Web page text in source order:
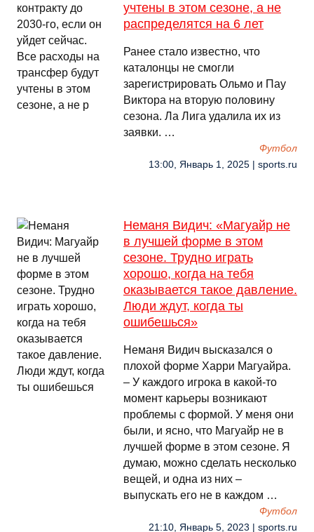
учтены в этом сезоне, а не
распределятся на 6 лет
Ранее стало известно, что
каталонцы не смогли
зарегистрировать Ольмо и Пау
Виктора на вторую половину
сезона. Ла Лига удалила их из
заявки. …
Футбол
13:00, Январь 1, 2025 | sports.ru
Неманя Видич: «Магуайр не
в лучшей форме в этом
сезоне. Трудно играть
хорошо, когда на тебя
оказывается такое давление.
Люди ждут, когда ты
ошибешься»
Неманя Видич высказался о
плохой форме Харри Магуайра.
– У каждого игрока в какой-то
момент карьеры возникают
проблемы с формой. У меня они
были, и ясно, что Магуайр не в
лучшей форме в этом сезоне. Я
думаю, можно сделать несколько
вещей, и одна из них –
выпускать его не в каждом …
Футбол
21:10, Январь 5, 2023 | sports.ru